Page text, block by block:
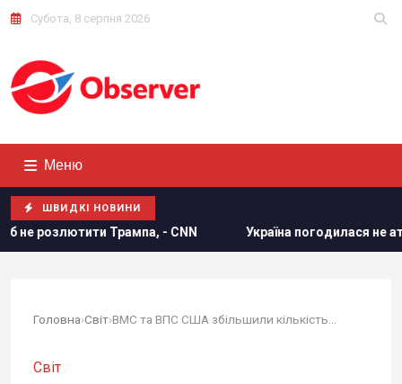
Субота, 8 серпня 2026
Меню
ШВИДКІ НОВИНИ
- CNN Україна погодилася не атакувати
Головна›Світ›ВМС та ВПС США збільшили кількість...
Світ